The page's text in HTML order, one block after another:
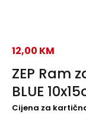
ZEP Ram
BLUE
12,00 KM
Cijena za